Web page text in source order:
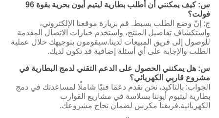
س: كيف يمكنني أن أطلب بطارية ليتيم أيون بحرية بقوة 96
فولت؟
ج: إنّ وضع الطلب بسيط. قم بزيارة موقعنا الإلكتروني،
واستكشاف تفاصيل المنتج، واستخدم خيارات الاتصال المقدمة
للوصول إلى فريق المبيعات لدينا.سيقومون بتوجيهك خلال عملية
الطلب والإجابة على أي أسئلة إضافية قد تكون لديك.
س: هل يمكنني الحصول على الدعم التقني لدمج البطارية في
مشروع قاربي الكهربائي؟
الجواب: بالتأكيد، نحن نقدم دعمًا فنيًا شاملًا لمساعدتك في دمج
بطارية ليثيوم أيوننا بسلاسة في مشاريع القوارب
الكهربائية.فريقنا مكرس لضمان نجاح مشروعك.